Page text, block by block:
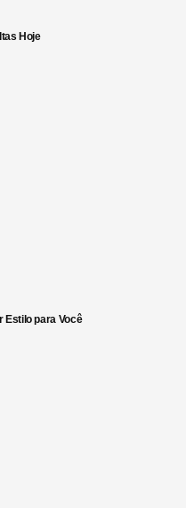
Hoje
Estilo para Você